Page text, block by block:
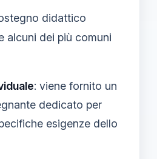
didattico
alcuni dei più comuni
: viene fornito un
dedicato per
esigenze dello